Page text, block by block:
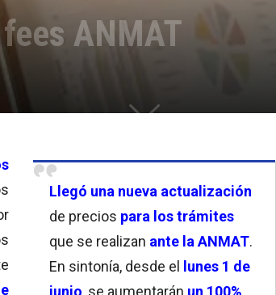
ANMAT
Llegó una nueva actualización
de precios para los trámites
que se realizan ante la ANMAT.
En sintonía, desde el lunes 1 de
junio, se aumentarán un 100%